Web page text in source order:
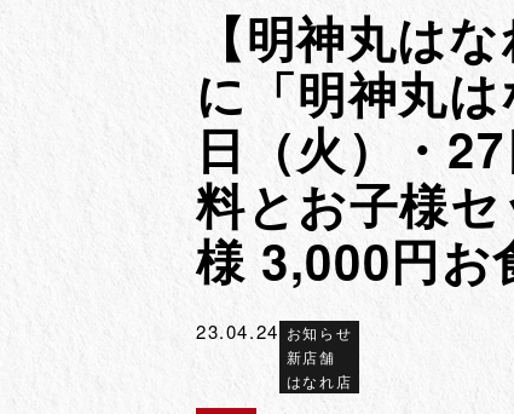
【明神丸は
に「明神丸
日（火）・
料とお子様
様 3,000円お
23.04.24 お知らせ
新店舗
はなれ店